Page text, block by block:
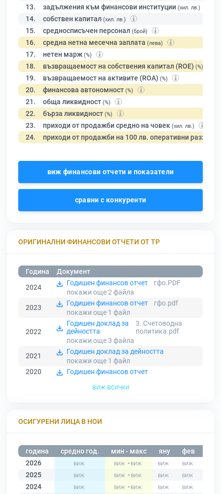
13. задължения към финансови институции (хил. лв.)
14. собствен капитал (хил. лв.)
15. средносписъчен персонал (брой)
16. средна нетна месечна заплата (лева)
17. нетен марж (%)
18. възвращаемост на собствения капитал (ROE) (%)
19. възвращаемост на активите (ROA) (%)
20. финансова автономност (%)
21. обща ликвидност (%)
22. бърза ликвидност (%)
23. приходи от продажби средно на човек (хил. лв.)
24. приходи от продажби на 100 лв. оперативни разходи
виж финансови отчети и показатели
сравни с конкуренти
ОРИГИНАЛНИ ФИНАНСОВИ ОТЧЕТИ ОТ ТР
Година
Документ
2024
Годишен финансов отчет
гфо.PDF
покажи още 2файла
2023
Годишен финансов отчет
гфо.pdf
покажи още 1 файл
2022
Годишен доклад за
дейността
3. Счетоводна
политика.pdf
покажи още 3 файла
2021
Годишен доклад за дейността
покажи още 1 файл
2020
Годишен финансов отчет
виж всички
ОСИГУРЕНИ ЛИЦА В НОИ
година средно год. мин - макс яну фев
2026
-
2025
-
2024
-